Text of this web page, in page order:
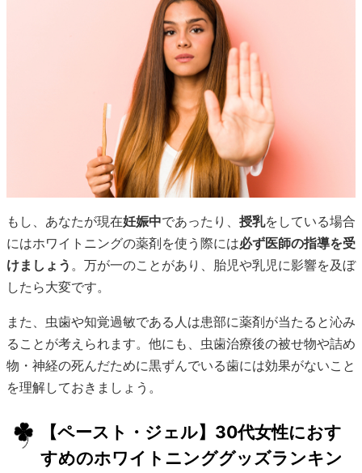
もし、あなたが現在妊娠中であったり、 授乳をしている場合
にはホワイトニングの薬剤を使う際には必ず医師の指導を受
けましょう 。万が一のことがあり、胎児や乳児に影響を及ぼ
したら大変です。
また、虫歯や知覚過敏である人は患部に薬剤が当たると沁み
ることが考えられます。他にも、虫歯治療後の被せ物や詰め
物・神経の死んだために黒ずんでいる歯には効果がないこと
を理解しておきましょう。
【ペースト・ジェル】30代女性におす
すめのホワイトニンググッズランキン